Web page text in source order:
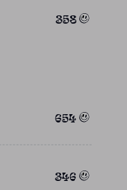
358
654
346